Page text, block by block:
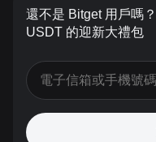
還不是 Bitget 用戶嗎？
USDT 的迎新大禮包